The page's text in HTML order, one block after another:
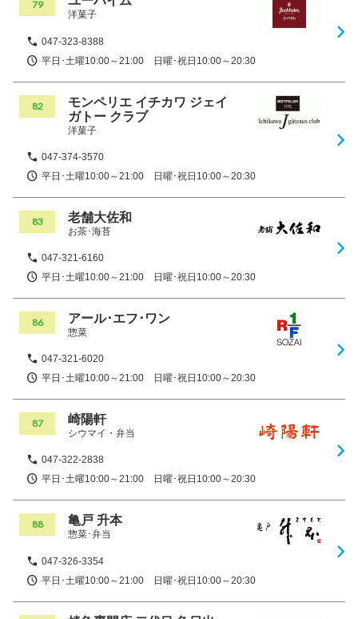
79
洋菓子
047-323-8388
平日･土曜10:00～21:00 日曜･祝日10:00～20:30
82
モンペリエ イチカワ ジェイ
ガトー クラブ
洋菓子
047-374-3570
平日･土曜10:00～21:00 日曜･祝日10:00～20:30
83 老舗大佐和
お茶･海苔
047-321-6160
平日･土曜10:00～21:00 日曜･祝日10:00～20:30
86 アール･エフ･ワン
惣菜
047-321-6020
平日･土曜10:00～21:00 日曜･祝日10:00～20:30
87 崎陽軒
シウマイ・弁当
047-322-2838
平日･土曜10:00～21:00 日曜･祝日10:00～20:30
88 亀戸 升本
惣菜･弁当
047-326-3354
平日･土曜10:00～21:00 日曜･祝日10:00～20:30